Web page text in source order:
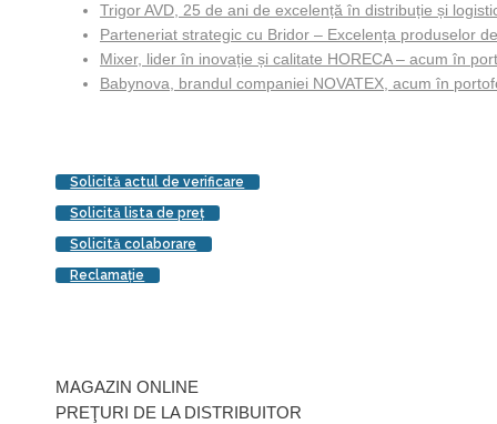
Trigor AVD, 25 de ani de excelență în distribuție și
Parteneriat strategic cu Bridor – Excelența produselor
Mixer, lider în inovație și calitate HORECA – acum în
Babynova, brandul companiei NOVATEX, acum în
Solicită actul de verificare
Solicită lista de preţ
Solicită colaborare
Reclamaţie
MAGAZIN ONLINE
PREŢURI DE LA DISTRIBUITOR